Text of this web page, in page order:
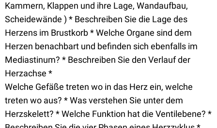
Kammern, Klappen und ihre Lage, Wandaufbau,
Scheidewände ) * Beschreiben Sie die Lage des
Herzens im Brustkorb * Welche Organe sind dem
Herzen benachbart und befinden sich ebenfalls im
Mediastinum? * Beschreiben Sie den Verlauf der
Herzachse *
Welche Gefäße treten wo in das Herz ein, welche
treten wo aus? * Was verstehen Sie unter dem
Herzskelett? * Welche Funktion hat die Ventilebene? *